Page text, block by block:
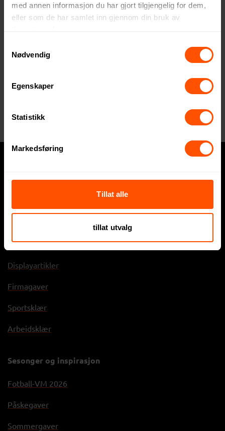
med annen informasjon du har gjort tilgjengelig for dem,
eller som de har samlet inn gjennom din bruk av
Nødvendig
Egenskaper
Statistikk
Markedsføring
Tillat alle
tillat utvalg
83.50 NOK
Hva trenger du?
Profilartikler
Displayartikler
Firmagaver
Sportsklær
Arbeidsklær
Sesonger og inspirasjon
Fotball-VM 2026
Påskegaver
Sommergaver